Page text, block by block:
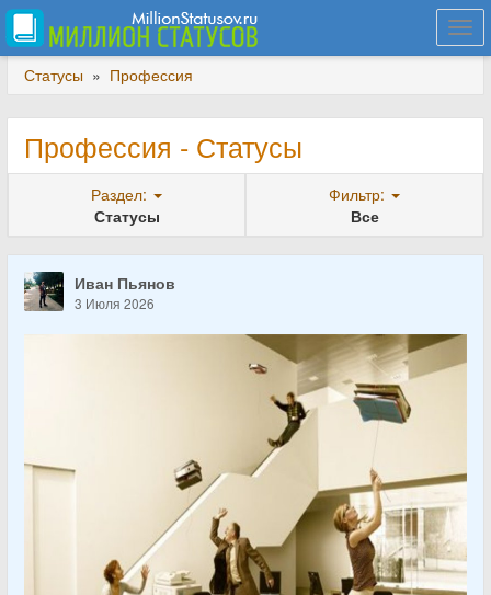
Статусы » Профессия
Профессия - Статусы
Раздел:
Статусы
Фильтр:
Все
Иван Пьянов
3 Июля 2026